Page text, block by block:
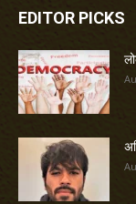
EDITOR PICKS